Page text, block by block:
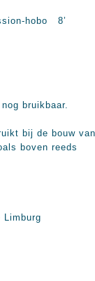
8’
bruikbaar.
bij de bouw van
boven reeds
Limburg